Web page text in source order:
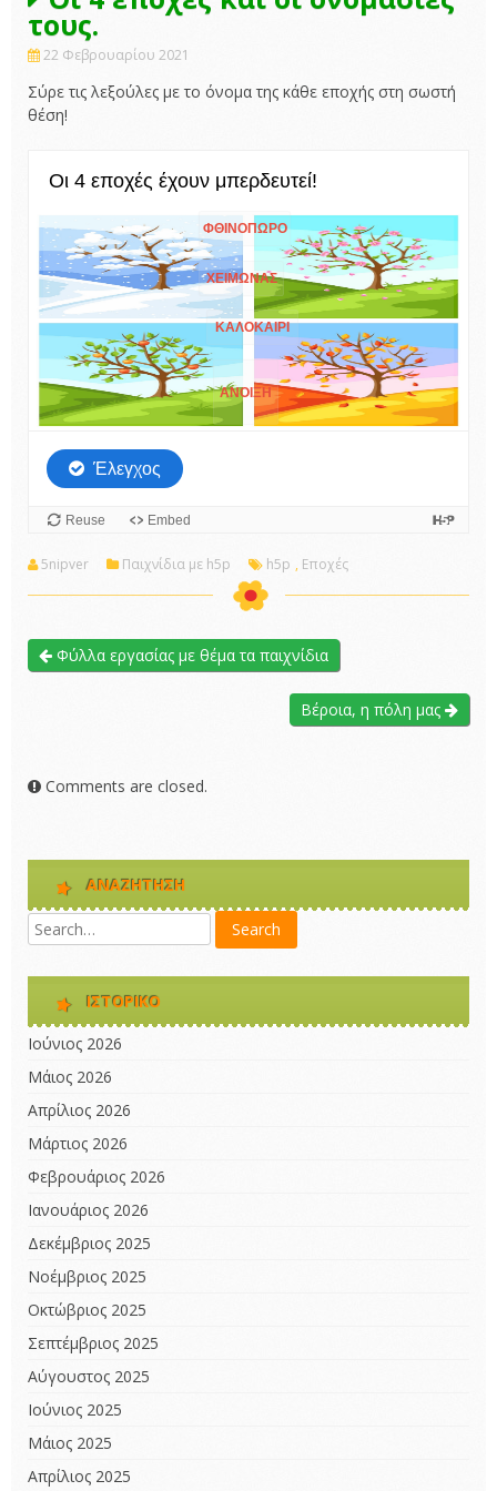
τους.
22 Φεβρουαρίου 2021
Σύρε τις λεξούλες με το όνομα της κάθε εποχής στη σωστή
θέση!
5nipver Παιχνίδια με h5p h5p , Εποχές
Φύλλα εργασίας με θέμα τα παιχνίδια
Βέροια, η πόλη μας
Comments are closed.
ΑΝΑΖΉΤΗΣΗ
ΙΣΤΟΡΙΚΌ
Ιούνιος 2026
Μάιος 2026
Απρίλιος 2026
Μάρτιος 2026
Φεβρουάριος 2026
Ιανουάριος 2026
Δεκέμβριος 2025
Νοέμβριος 2025
Οκτώβριος 2025
Σεπτέμβριος 2025
Αύγουστος 2025
Ιούνιος 2025
Μάιος 2025
Απρίλιος 2025